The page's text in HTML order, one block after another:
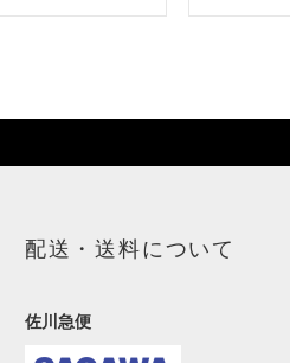
配送・送料について
佐川急便